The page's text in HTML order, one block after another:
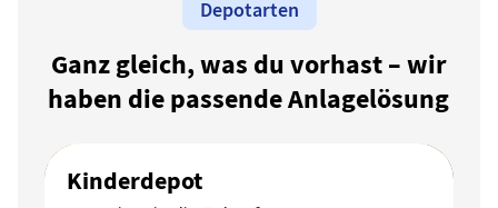
Depotarten
Ganz gleich, was du vorhast – wir
haben die passende Anlagelösung
Kinderdepot